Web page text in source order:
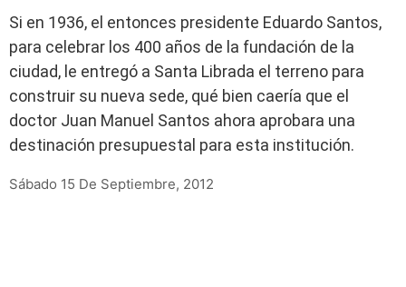
Si en 1936, el entonces presidente Eduardo Santos,
para celebrar los 400 años de la fundación de la
ciudad, le entregó a Santa Librada el terreno para
construir su nueva sede, qué bien caería que el
doctor Juan Manuel Santos ahora aprobara una
destinación presupuestal para esta institución.
Sábado 15 De Septiembre, 2012